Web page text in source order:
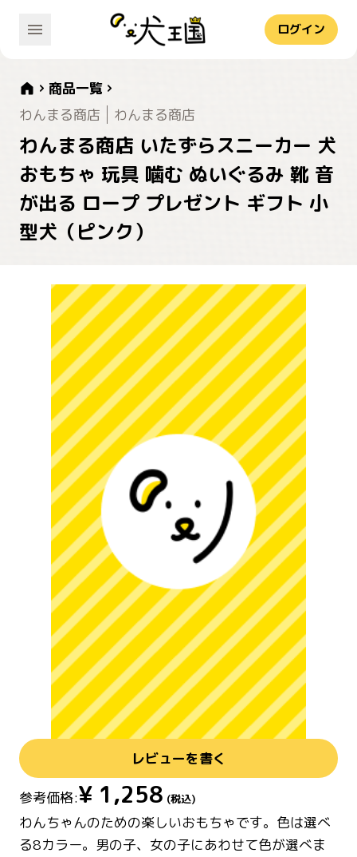
ログイン
商品一覧
わんまる商店
わんまる商店
わんまる商店 いたずらスニーカー 犬
おもちゃ 玩具 噛む ぬいぐるみ 靴 音
が出る ロープ プレゼント ギフト 小
型犬（ピンク）
レビューを書く
参考価格:¥ 1,258 (税込)
わんちゃんのための楽しいおもちゃです。色は選べ
る8カラー。男の子、女の子にあわせて色が選べま